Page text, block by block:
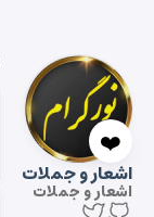
❤️
اشعار و جملات
اشعار و جملات